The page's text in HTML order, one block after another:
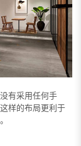
有采用任何手
样的布局更利于